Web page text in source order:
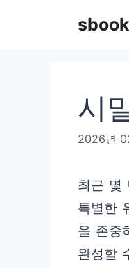
시
2026년
최근 몇
특별한
을 존중
완성할